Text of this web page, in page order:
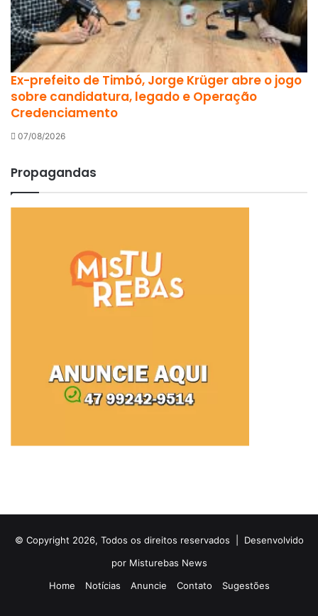
Ex-prefeito de Timbó, Jorge Krüger abre o jogo
sobre candidatura, legado e Operação
Credenciamento
07/08/2026
Propagandas
© Copyright 2026, Todos os direitos reservados | Desenvolvido
por Misturebas News
Home
Notícias Anuncie Contato Sugestões